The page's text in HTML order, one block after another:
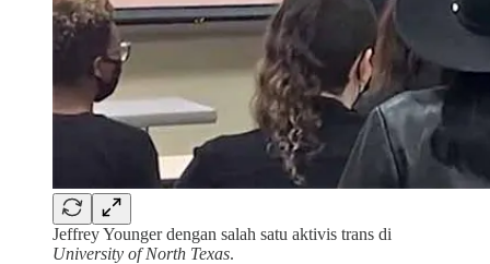
Jeffrey Younger dengan salah satu aktivis trans di
University of North Texas.